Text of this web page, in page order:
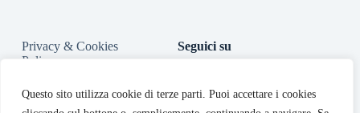
Questo sito utilizza cookie di terze parti. Puoi accettare i cookies
Privacy & Cookies
Policy
Accessibilità
Seguici su